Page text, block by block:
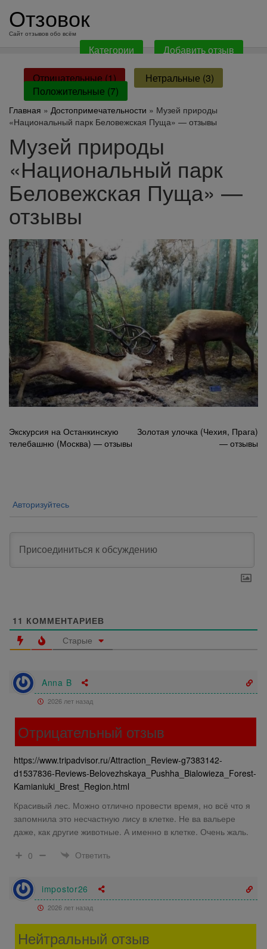
содержанию
Отзовок
Сайт отзывов обо всём
Категории Добавить отзыв
Отрицательные (1)
Нетральные (3)
Положительные (7)
Главная » Достопримечательности » Музей природы
«Национальный парк Беловежская Пуща» — отзывы
Музей природы
«Национальный парк
Беловежская Пуща» —
отзывы
Навигация
по
Экскурсия на Останкинскую
телебашню (Москва) — отзывы
Золотая улочка (Чехия, Прага)
— отзывы
Авторизуйтесь
11 КОММЕНТАРИЕВ
Старые
Anna B
2026 лет назад
Отрицательный отзыв
https://www.tripadvisor.ru/Attraction_Review-g7383142-
d1537836-Reviews-Belovezhskaya_Pushha_Bialowieza_Forest-
Kamianiuki_Brest_Region.html
Красивый лес. Можно отлично провести время, но всё что я
запомнила это несчастную лису в клетке. Не ва вальере
даже, как другие животные. А именно в клетке. Очень жаль.
0
Ответить
impostor26
2026 лет назад
Нейтральный отзыв